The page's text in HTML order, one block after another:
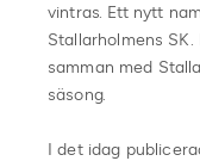
vintras. Ett nytt
Stallarholmens
samman med
säsong.
I det idag